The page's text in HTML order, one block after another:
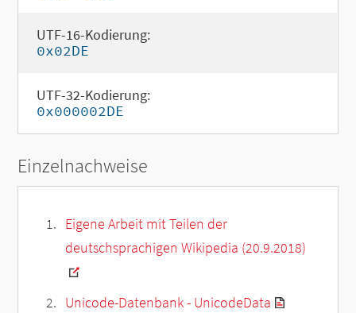
UTF-16-Kodierung:
0x02DE
UTF-32-Kodierung:
0x000002DE
Einzelnachweise
Eigene Arbeit mit Teilen der
deutschsprachigen Wikipedia (20.9.2018)
Unicode-Datenbank - UnicodeData